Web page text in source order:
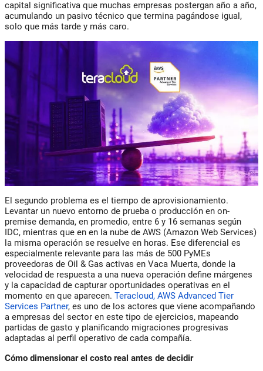
capital significativa que muchas empresas postergan año a año,
acumulando un pasivo técnico que termina pagándose igual,
solo que más tarde y más caro.
El segundo problema es el tiempo de aprovisionamiento.
Levantar un nuevo entorno de prueba o producción en on-
premise demanda, en promedio, entre 6 y 16 semanas según
IDC, mientras que en en la nube de AWS (Amazon Web Services)
la misma operación se resuelve en horas. Ese diferencial es
especialmente relevante para las más de 500 PyMEs
proveedoras de Oil & Gas activas en Vaca Muerta, donde la
velocidad de respuesta a una nueva operación define márgenes
y la capacidad de capturar oportunidades operativas en el
momento en que aparecen. Teracloud, AWS Advanced Tier
Services Partner, es uno de los actores que viene acompañando
a empresas del sector en este tipo de ejercicios, mapeando
partidas de gasto y planificando migraciones progresivas
adaptadas al perfil operativo de cada compañía.
Cómo dimensionar el costo real antes de decidir